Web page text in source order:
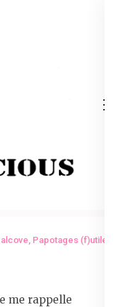
alcove, Papotages (f)utiles
me rappelle